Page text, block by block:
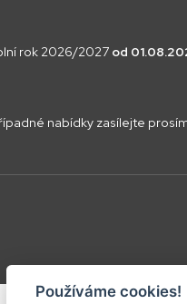
rok 2026/2027 od
nabídky zasílejte
Používáme cookies!